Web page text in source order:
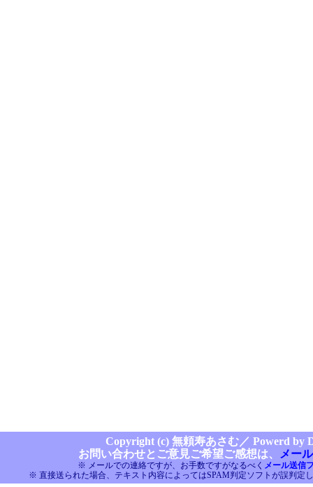
Copyright (c) 無頼寿あさむ／ Powerd by
お問い合わせとご意見ご希望ご感想は、
メー
※ メールでの連絡ですが、お手数ですがなるべく メール送信
※ 直接送られた場合、テキスト内容によってはSPAM判定ソフトが誤判定